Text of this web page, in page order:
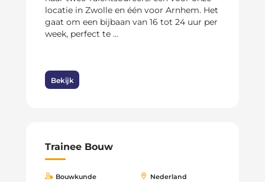
locatie in Zwolle en één voor Arnhem. Het
gaat om een bijbaan van 16 tot 24 uur per
week, perfect te ...
Bekijk
Trainee Bouw
Bouwkunde Nederland